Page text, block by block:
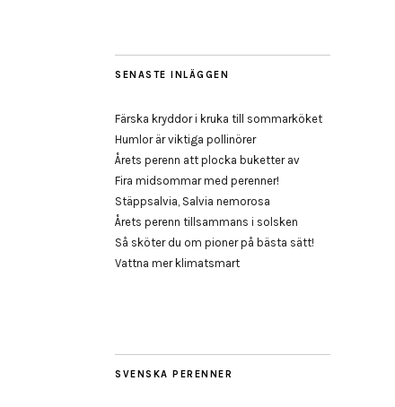
SENASTE INLÄGGEN
Färska kryddor i kruka till sommarköket
Humlor är viktiga pollinörer
Årets perenn att plocka buketter av
Fira midsommar med perenner!
Stäppsalvia, Salvia nemorosa
Årets perenn tillsammans i solsken
Så sköter du om pioner på bästa sätt!
Vattna mer klimatsmart
SVENSKA PERENNER